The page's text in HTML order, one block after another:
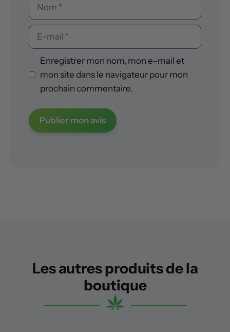
E-
mail
Enregistrer mon nom, mon e-mail et
mon site dans le navigateur pour mon
prochain commentaire.
Les autres produits de la
boutique